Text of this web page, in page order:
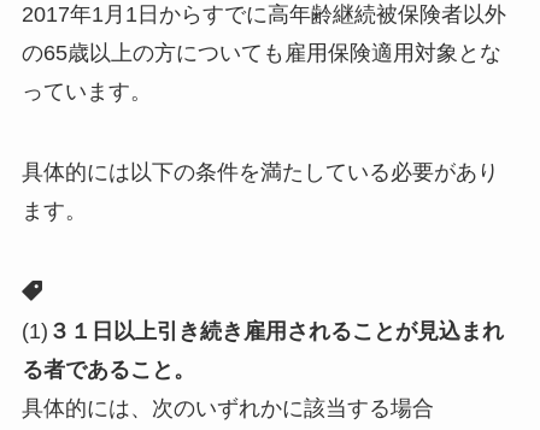
2017年1月1日からすでに高年齢継続被保険者以外
の65歳以上の方についても雇用保険適用対象とな
っています。
具体的には以下の条件を満たしている必要があり
ます。
(1) ３１日以上引き続き雇用されることが見込まれ
る者であること。
具体的には、次のいずれかに該当する場合